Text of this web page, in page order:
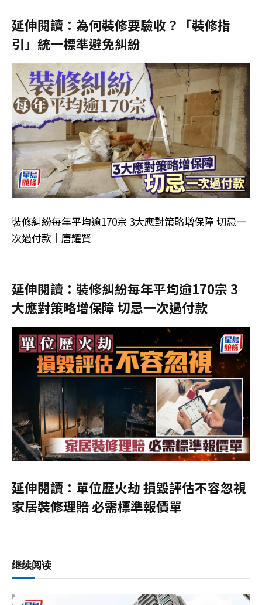
延伸閱讀： 為何裝修要驗收？「裝修指
引」統一標準避免糾紛
裝修糾紛每年平均逾170宗 3大應對策略增保障 切忌一
次過付款｜唐耀賢
延伸閱讀：裝修糾紛每年平均逾170宗 3
大應對策略增保障 切忌一次過付款
延伸閱讀： 單位歷火劫 損毀評估不容忽視
家居裝修理賠 必需標準報價單
继续阅读